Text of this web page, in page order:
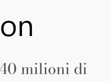
milioni di